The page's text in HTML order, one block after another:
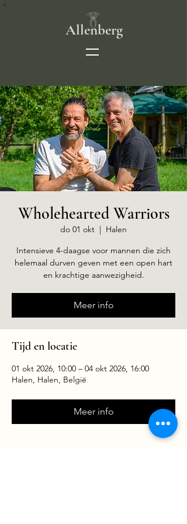
Allenberg
Wholehearted Warriors
do 01 okt
  |
Halen
Intensieve 4-daagse voor mannen die zich
helemaal durven geven met een open hart
en krachtige aanwezigheid.
Meer info
Tijd en locatie
01 okt 2026, 10:00 – 04 okt 2026, 16:00
Halen, Halen, België
Meer info